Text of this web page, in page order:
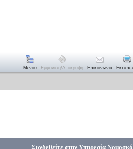
Μενού Εμφάνιση/απόκρυψη Επικοινωνία